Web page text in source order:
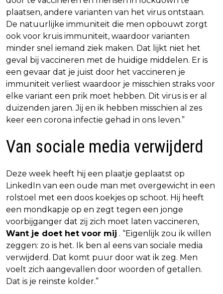
plaatsen, andere varianten van het virus ontstaan.
De natuurlijke immuniteit die men opbouwt zorgt
ook voor kruis immuniteit, waardoor varianten
minder snel iemand ziek maken. Dat lijkt niet het
geval bij vaccineren met de huidige middelen. Er is
een gevaar dat je juist door het vaccineren je
immuniteit verliest waardoor je misschien straks voor
elke variant een prik moet hebben. Dit virus is er al
duizenden jaren. Jij en ik hebben misschien al zes
keer een corona infectie gehad in ons leven.”
Van sociale media verwijderd
Deze week heeft hij een plaatje geplaatst op
LinkedIn van een oude man met overgewicht in een
rolstoel met een doos koekjes op schoot. Hij heeft
een mondkapje op en zegt tegen een jonge
voorbijganger dat zij zich moet laten vaccineren,
Want je doet het voor mij . “Eigenlijk zou ik willen
zeggen: zo is het. Ik ben al eens van sociale media
verwijderd. Dat komt puur door wat ik zeg. Men
voelt zich aangevallen door woorden of getallen.
Dat is je reinste kolder.”